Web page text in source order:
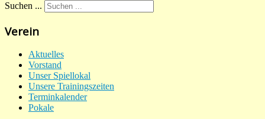
Suchen ...
Verein
Aktuelles
Vorstand
Unser Spiellokal
Unsere Trainingszeiten
Terminkalender
Pokale